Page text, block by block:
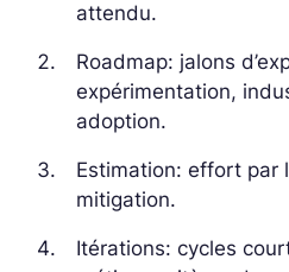
attendu.
Roadmap: jalons
expérimentation,
adoption.
Estimation: effort par
mitigation.
Itérations: cycles